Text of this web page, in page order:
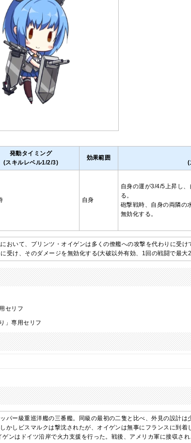
発動タイミング
(スキルレベル1/2/3)
効果範囲
(
自身
自身の運が3/4/5上昇し
る。
砲撃戦時、自身の両隣の
無効化する。
おいて、プリンツ・オイゲンは多くの僚艦への攻撃を代わりに受
受け、そのダメージを無効化する(大破以外有効、1回の戦闘で最大
セリフ
」専用セリフ
パー級重巡洋艦の三番艦。同級の最初の二隻と比べ、外見の設計
かしビスマルクは撃沈されたが、オイゲンは無事にフランスに到
ンはドイツ沿岸で火力支援を行った。戦後、アメリカ軍に接収され